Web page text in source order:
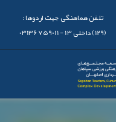
تلفن هماهنگی جهت اردوها :